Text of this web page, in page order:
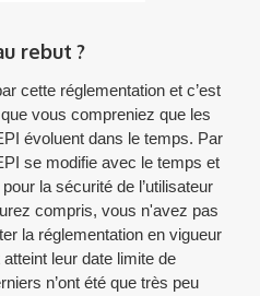
rebut ?
cette réglementation et c’est
vous compreniez que les
évoluent dans le temps. Par
se modifie avec le temps et
la sécurité de l’utilisateur
compris, vous n'avez pas
la réglementation en vigueur
leur date limite de
n’ont été que très peu